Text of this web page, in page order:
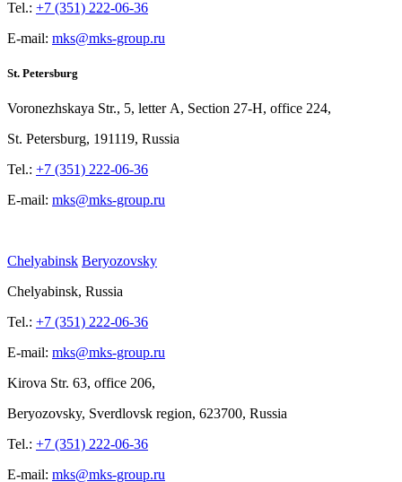
Tel.: +7 (351) 222-06-36
E-mail: mks@mks-group.ru
St. Petersburg
Voronezhskaya Str., 5, letter A, Section 27-Н, office 224,
St. Petersburg, 191119, Russia
Tel.: +7 (351) 222-06-36
E-mail: mks@mks-group.ru
Chelyabinsk Beryozovsky
Chelyabinsk, Russia
Tel.: +7 (351) 222-06-36
E-mail: mks@mks-group.ru
Kirova Str. 63, office 206,
Beryozovsky, Sverdlovsk region, 623700, Russia
Tel.: +7 (351) 222-06-36
E-mail: mks@mks-group.ru